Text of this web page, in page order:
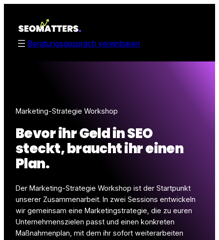
springen
Beratungsgespräch vereinbaren
Marketing-Strategie Workshop
Bevor ihr Geld in SEO
steckt, braucht ihr einen
Plan.
Der Marketing-Strategie Workshop ist der Startpunkt
unserer Zusammenarbeit. In zwei Sessions entwickeln
wir gemeinsam eine Marketingstrategie, die zu euren
Unternehmenszielen passt und einen konkreten
Maßnahmenplan, mit dem ihr sofort weiterarbeiten